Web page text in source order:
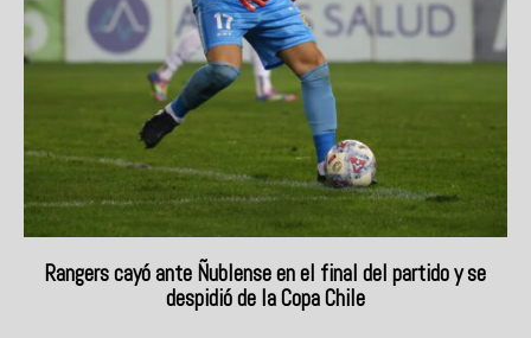
Rangers cayó ante Ñublense en el final del partido y se
despidió de la Copa Chile